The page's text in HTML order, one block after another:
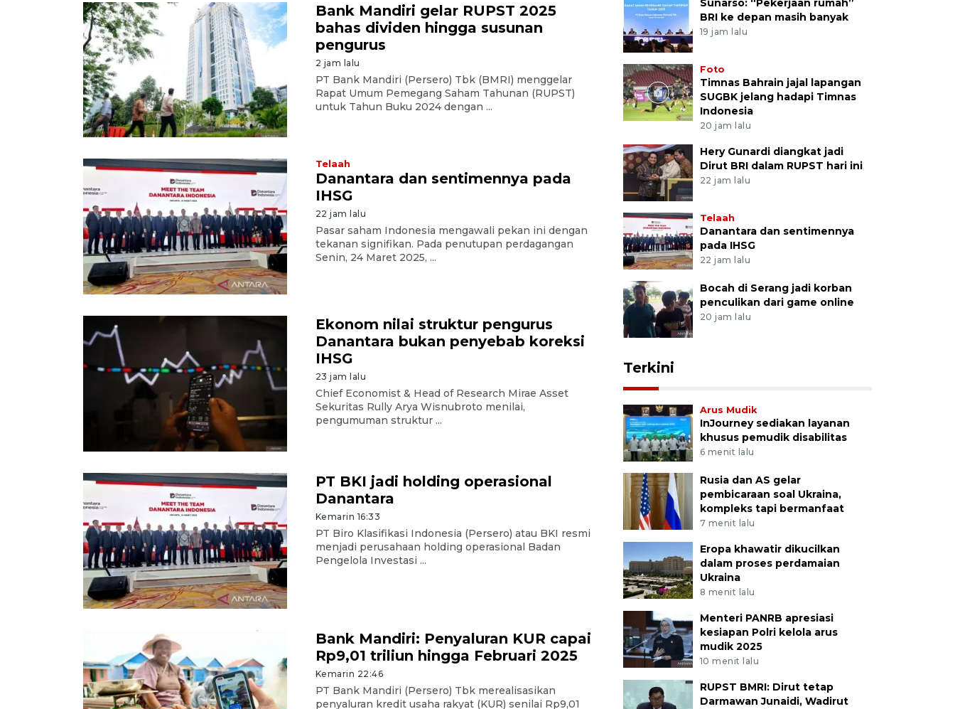
Bank Mandiri gelar RUPST 2025
bahas dividen hingga susunan
pengurus
2 jam lalu
PT Bank Mandiri (Persero) Tbk (BMRI) menggelar
Rapat Umum Pemegang Saham Tahunan (RUPST)
untuk Tahun Buku 2024 dengan ...
Telaah
Danantara dan sentimennya pada
IHSG
22 jam lalu
Pasar saham Indonesia mengawali pekan ini dengan
tekanan signifikan. Pada penutupan perdagangan
Senin, 24 Maret 2025, ...
Ekonom nilai struktur pengurus
Danantara bukan penyebab koreksi
IHSG
23 jam lalu
Chief Economist & Head of Research Mirae Asset
Sekuritas Rully Arya Wisnubroto menilai,
pengumuman struktur ...
PT BKI jadi holding operasional
Danantara
Kemarin 16:33
PT Biro Klasifikasi Indonesia (Persero) atau BKI resmi
menjadi perusahaan holding operasional Badan
Pengelola Investasi ...
Bank Mandiri: Penyaluran KUR capai
Rp9,01 triliun hingga Februari 2025
Kemarin 22:46
PT Bank Mandiri (Persero) Tbk merealisasikan
penyaluran kredit usaha rakyat (KUR) senilai Rp9,01
Sunarso: “Pekerjaan rumah”
BRI ke depan masih banyak
19 jam lalu
Foto
Timnas Bahrain jajal lapangan
SUGBK jelang hadapi Timnas
Indonesia
20 jam lalu
Hery Gunardi diangkat jadi
Dirut BRI dalam RUPST hari ini
22 jam lalu
Telaah
Danantara dan sentimennya
pada IHSG
22 jam lalu
Bocah di Serang jadi korban
penculikan dari game online
20 jam lalu
Terkini
Arus Mudik
InJourney sediakan layanan
khusus pemudik disabilitas
6 menit lalu
Rusia dan AS gelar
pembicaraan soal Ukraina,
kompleks tapi bermanfaat
7 menit lalu
Eropa khawatir dikucilkan
dalam proses perdamaian
Ukraina
8 menit lalu
Menteri PANRB apresiasi
kesiapan Polri kelola arus
mudik 2025
10 menit lalu
RUPST BMRI: Dirut tetap
Darmawan Junaidi, Wadirut